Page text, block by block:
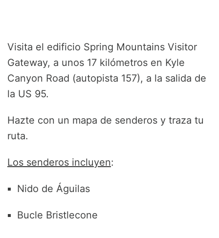
Visita el edificio Spring Mountains Visitor
Gateway, a unos 17 kilómetros en Kyle
Canyon Road (autopista 157), a la salida de
la US 95.
Hazte con un mapa de senderos y traza tu
ruta.
Los senderos incluyen:
Nido de Águilas
Bucle Bristlecone